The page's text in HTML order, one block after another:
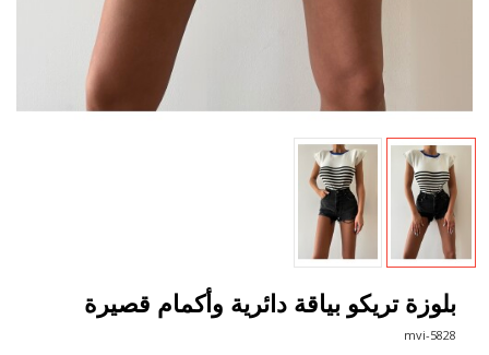
بلوزة تريكو بياقة دائرية وأكمام قصيرة
5828-mvi